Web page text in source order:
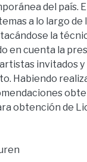
del país.
a lo largo de
la
en cuenta la
invitados
Habiendo
obtención de